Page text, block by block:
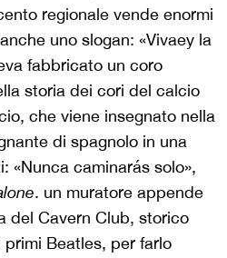
regionale vende enormi
uno slogan: «Vivaey la
fabbricato un coro
storia dei cori del calcio
che viene insegnato nella
di spagnolo in una
«Nunca caminarás solo»,
. un muratore appende
del Cavern Club, storico
Beatles, per farlo